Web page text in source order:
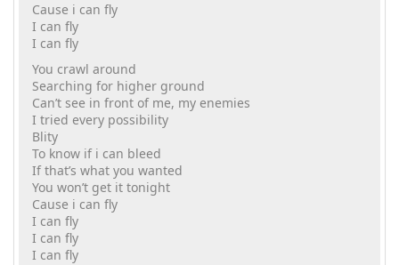
Cause i can fly
I can fly
I can fly
You crawl around
Searching for higher ground
Can’t see in front of me, my enemies
I tried every possibility
Blity
To know if i can bleed
If that’s what you wanted
You won’t get it tonight
Cause i can fly
I can fly
I can fly
I can fly